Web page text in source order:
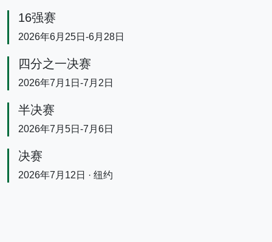
16强赛
2026年6月25日-6月28日
四分之一决赛
2026年7月1日-7月2日
半决赛
2026年7月5日-7月6日
决赛
2026年7月12日 · 纽约